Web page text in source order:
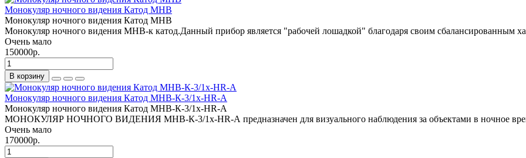
Монокуляр ночного видения Катод МНВ
Монокуляр ночного видения Катод МНВ
Монокуляр ночного видения МНВ-к катод.Данный прибор является "рабочей лошадкой" благодаря своим сбалансированным
Очень мало
150000р.
В корзину
Монокуляр ночного видения Катод МНВ-К-3/1х-HR-A
Монокуляр ночного видения Катод МНВ-К-3/1х-HR-A
МОНОКУЛЯР НОЧНОГО ВИДЕНИЯ МНВ-К-3/1х-HR-A предназначен для визуального наблюдения за объектами в ночное
Очень мало
170000р.